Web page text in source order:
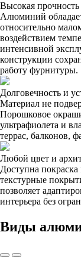
Высокая
Алюминий
относительно
воздействием
интенсивной
конструкции
работу фурнитуры.
Долговечность и
Материал не
Порошковое
ультрафиолета и
террас, балконов,
Любой цвет и
Доступна
текстурные
позволяет
интерьера без
Виды